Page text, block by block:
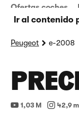
Ir al contenido
Ofertas coches
Peugeot e-2008
1,03 M 42,9